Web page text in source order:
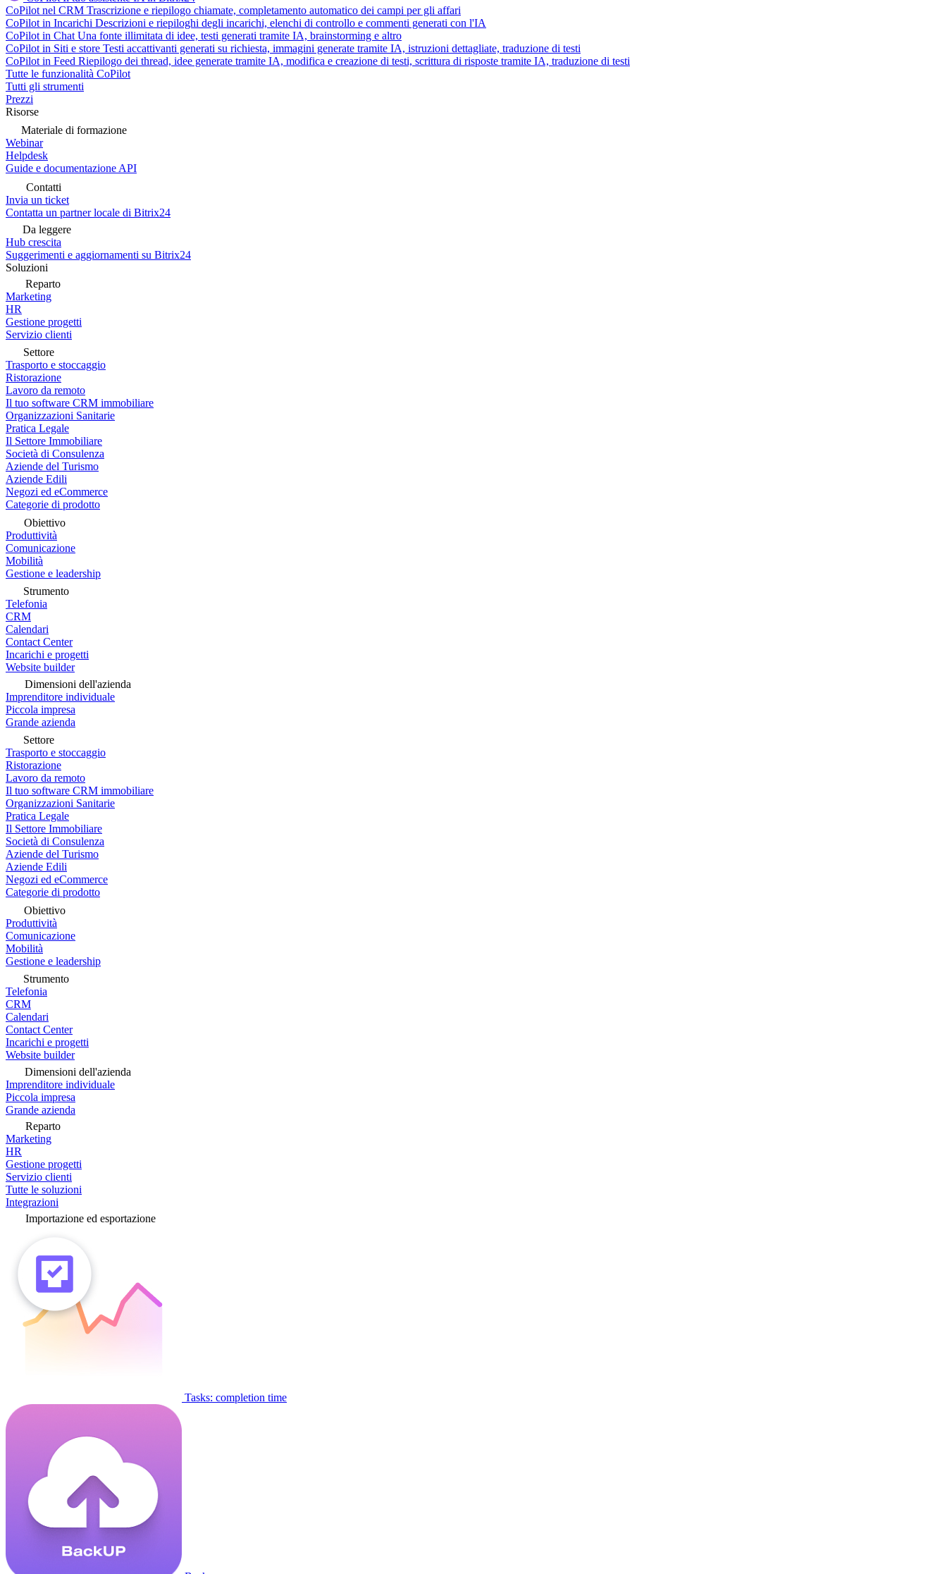
CoPilot nel CRM Trascrizione e riepilogo chiamate, completamento automatico dei campi per gli affari
CoPilot in Incarichi Descrizioni e riepiloghi degli incarichi, elenchi di controllo e commenti generati con l'IA
CoPilot in Chat Una fonte illimitata di idee, testi generati tramite IA, brainstorming e altro
CoPilot in Siti e store Testi accattivanti generati su richiesta, immagini generate tramite IA, istruzioni dettagliate, traduzione di testi
CoPilot in Feed Riepilogo dei thread, idee generate tramite IA, modifica e creazione di testi, scrittura di risposte tramite IA, traduzione di testi
Tutte le funzionalità CoPilot
Tutti gli strumenti
Prezzi
Risorse
Materiale di formazione
Webinar
Helpdesk
Guide e documentazione API
Contatti
Invia un ticket
Contatta un partner locale di Bitrix24
Da leggere
Hub crescita
Suggerimenti e aggiornamenti su Bitrix24
Soluzioni
Reparto
Marketing
HR
Gestione progetti
Servizio clienti
Settore
Trasporto e stoccaggio
Ristorazione
Lavoro da remoto
Il tuo software CRM immobiliare
Organizzazioni Sanitarie
Pratica Legale
Il Settore Immobiliare
Società di Consulenza
Aziende del Turismo
Aziende Edili
Negozi ed eCommerce
Categorie di prodotto
Obiettivo
Produttività
Comunicazione
Mobilità
Gestione e leadership
Strumento
Telefonia
CRM
Calendari
Contact Center
Incarichi e progetti
Website builder
Dimensioni dell'azienda
Imprenditore individuale
Piccola impresa
Grande azienda
Settore
Trasporto e stoccaggio
Ristorazione
Lavoro da remoto
Il tuo software CRM immobiliare
Organizzazioni Sanitarie
Pratica Legale
Il Settore Immobiliare
Società di Consulenza
Aziende del Turismo
Aziende Edili
Negozi ed eCommerce
Categorie di prodotto
Obiettivo
Produttività
Comunicazione
Mobilità
Gestione e leadership
Strumento
Telefonia
CRM
Calendari
Contact Center
Incarichi e progetti
Website builder
Dimensioni dell'azienda
Imprenditore individuale
Piccola impresa
Grande azienda
Reparto
Marketing
HR
Gestione progetti
Servizio clienti
Tutte le soluzioni
Integrazioni
Importazione ed esportazione
Tasks: completion time